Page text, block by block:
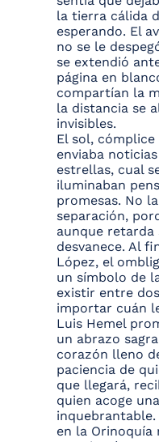
la tierra cálida
esperando. El
no se le
se extendió
página en
compartían la
la distancia se
invisibles.
El sol,
enviaba
estrellas, cual
iluminaban
promesas. No
separación,
aunque retarda
desvanece. Al
López, el
un símbolo de
existir entre
importar cuán
Luis Hemel
un abrazo
corazón lleno
paciencia de
que llegará,
quien acoge
en la Orinoquía